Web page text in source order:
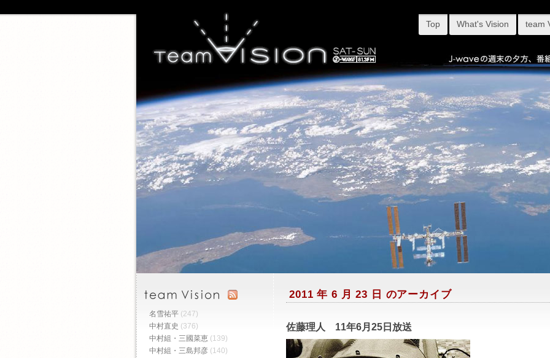
Top What's Vision team
2011 年 6 月 23 日 のアーカイブ
佐藤理人 11年6月25日放送
名雪祐平 (247)
中村直史 (376)
中村組・三國菜恵 (139)
中村組・三島邦彦 (140)